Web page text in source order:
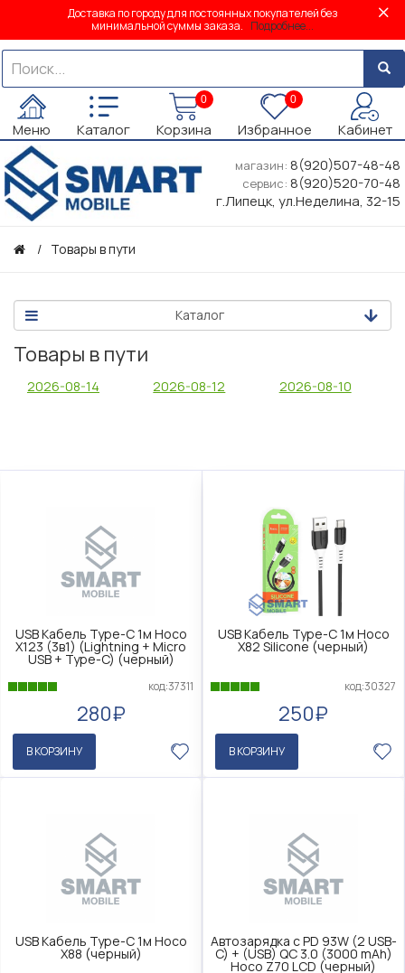
Доставка по городу для постоянных покупателей без
минимальной суммы заказа. Подробнее...
Меню Каталог
0
Корзина
0
Избранное Кабинет
магазин: 8(920)507-48-48
сервис: 8(920)520-70-48
г.Липецк, ул.Неделина, 32-15
Товары в пути
Каталог
Товары в пути
2026-08-14 2026-08-12 2026-08-10
USB Кабель Type-C 1м Hoco
X123 (3в1) (Lightning + Micro
USB + Type-C) (черный)
код:37311
280₽
В КОРЗИНУ
USB Кабель Type-C 1м Hoco
X82 Silicone (черный)
код:30327
250₽
В КОРЗИНУ
USB Кабель Type-C 1м Hoco
X88 (черный)
Автозарядка с PD 93W (2 USB-
C) + (USB) QC 3.0 (3000 mAh)
Hoco Z70 LCD (черный)